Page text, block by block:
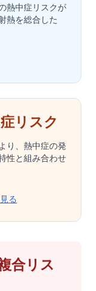
熱中症リスクが
熱を総合した
リスク
り、熱中症の発
性と組み合わせ
る
合リス